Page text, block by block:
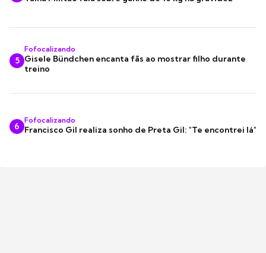
5
Fofocalizando
Gisele Bündchen encanta fãs ao mostrar filho durante
treino
6
Fofocalizando
Francisco Gil realiza sonho de Preta Gil: "Te encontrei lá"